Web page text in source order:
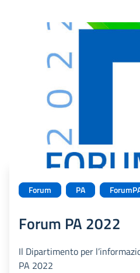
Forum PA
Forum PA 2022
Il Dipartimento per
PA 2022